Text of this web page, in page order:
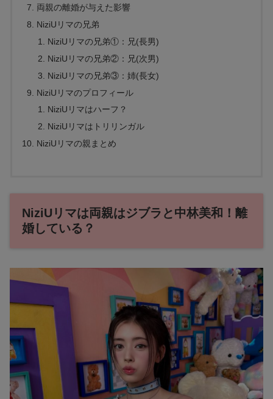
両親の離婚が与えた影響
NiziUリマの兄弟
NiziUリマの兄弟①：兄(長男)
NiziUリマの兄弟②：兄(次男)
NiziUリマの兄弟③：姉(長女)
NiziUリマのプロフィール
NiziUリマはハーフ？
NiziUリマはトリリンガル
NiziUリマの親まとめ
NiziUリマは両親はジブラと中林美和！離
婚している？